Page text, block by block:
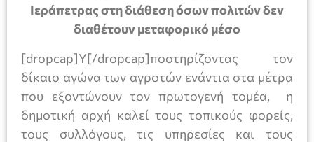
Ιεράπετρας στη διάθεση όσων πολιτών δεν
διαθέτουν μεταφορικό μέσο
[dropcap]Υ[/dropcap]ποστηρίζοντας τον
δίκαιο αγώνα των αγροτών ενάντια στα μέτρα
που εξοντώνουν τον πρωτογενή τομέα, η
δημοτική αρχή καλεί τους τοπικούς φορείς,
τους συλλόγους, τις υπηρεσίες και τους